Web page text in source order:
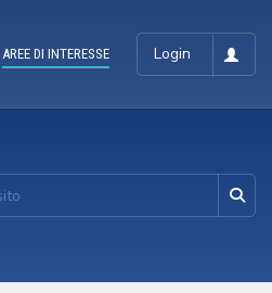
Login
AREE DI INTERESSE